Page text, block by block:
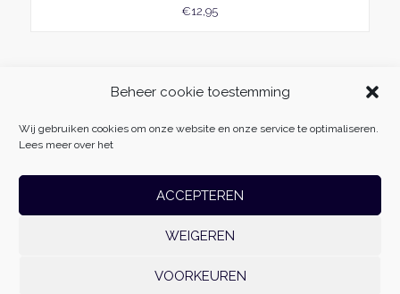
Beheer cookie toestemming
Wij gebruiken cookies om onze website en onze service te optimaliseren.
Lees meer over het
ACCEPTEREN
WEIGEREN
VOORKEUREN
€12,95
| Vliehors 25 | 8223 CZ | Lelystad | 06-54985511 |
Websoep.nl